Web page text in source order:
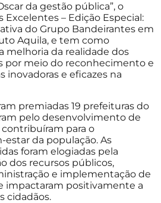
da gestão pública”, o
Excelentes – Edição Especial:
do Grupo Bandeirantes em
Aquila, e tem como
melhoria da realidade dos
por meio do reconhecimento e
inovadoras e eficazes na
premiadas 19 prefeituras do
pelo desenvolvimento de
para o
da população. As
foram elogiadas pela
dos recursos públicos,
e implementação de
impactaram positivamente a
cidadãos.